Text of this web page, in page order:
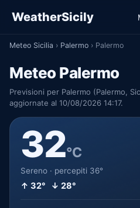
WeatherSicily
Meteo Sicilia › Palermo › Palermo
Meteo Palermo
Previsioni per Palermo (Palermo,
aggiornate al 10/08/2026 14:17.
32°C
Sereno · percepiti 36°
↑ 32° ↓ 28°